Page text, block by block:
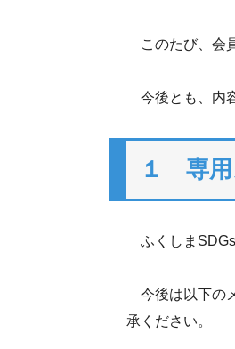
このたび、会
今後とも、内
１ 専用
ふくしま
今後は以下の
承ください。